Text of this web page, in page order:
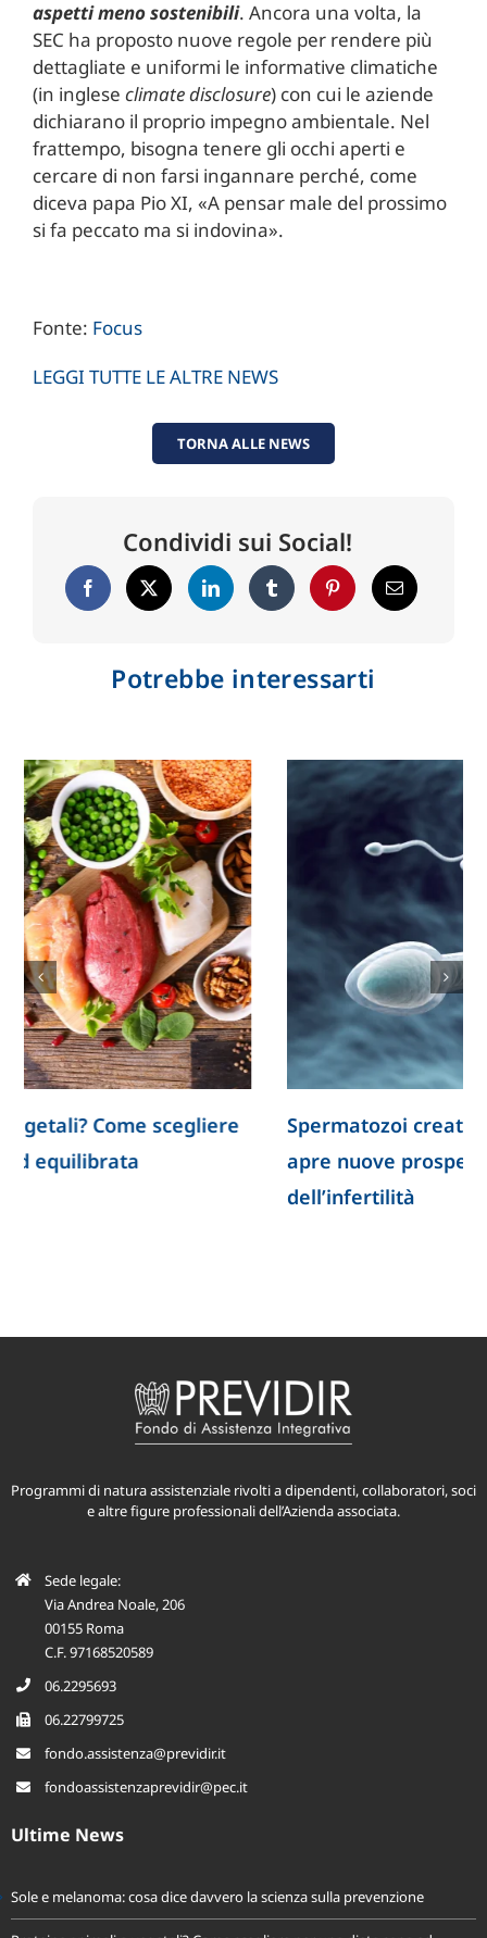
aspetti meno sostenibili. Ancora una volta, la
SEC ha proposto nuove regole per rendere più
dettagliate e uniformi le informative climatiche
(in inglese climate disclosure) con cui le aziende
dichiarano il proprio impegno ambientale. Nel
frattempo, bisogna tenere gli occhi aperti e
cercare di non farsi ingannare perché, come
diceva papa Pio XI, «A pensar male del prossimo
si fa peccato ma si indovina».
Fonte: Focus
LEGGI TUTTE LE ALTRE NEWS
TORNA ALLE NEWS
Condividi sui Social!
Potrebbe interessarti
Spermatozoi creati in laboratorio: la ricerca
apre nuove prospettive per lo studio
Programmi di natura assistenziale rivolti a dipendenti, collaboratori, soci
Sede legale:
Via Andrea Noale, 206
00155 Roma
Sole e melanoma: cosa dice davvero la scienza sulla prevenzione